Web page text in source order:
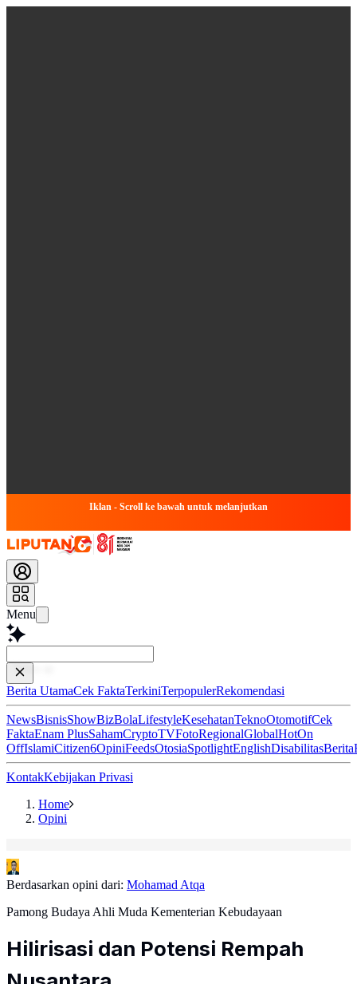
Iklan - Scroll ke bawah untuk melanjutkan
Menu
Baca leb
Berita UtamaCek FaktaTerkiniTerpopulerRekomendasi
NewsBisnisShowBizBolaLifestyleKesehatanTeknoOtomotifCek
FaktaEnam PlusSahamCryptoTVFotoRegionalGlobalHotOn
OffIslamiCitizen6OpiniFeedsOtosiaSpotlightEnglishDisabilitasBerita
KontakKebijakan Privasi
Home
Opini
Berdasarkan opini dari: Mohamad Atqa
Pamong Budaya Ahli Muda Kementerian Kebudayaan
Hilirisasi dan Potensi Rempah